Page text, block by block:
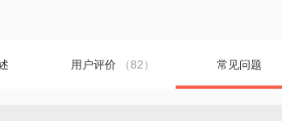
用户评价 （82） 常见问题